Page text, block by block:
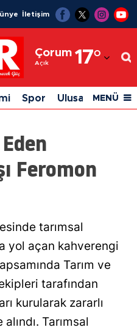
İletişim
Çorum
Açık 17°
Adıyaman
Afyonkarahisar
Ağrı
Balıkesir
Bilecik
Spor Ulusal Siyaset
MENÜ
Feromon
tarımsal
yol açan kahverengi
Tarım ve
tarafından
kurularak zararlı
Tarımsal